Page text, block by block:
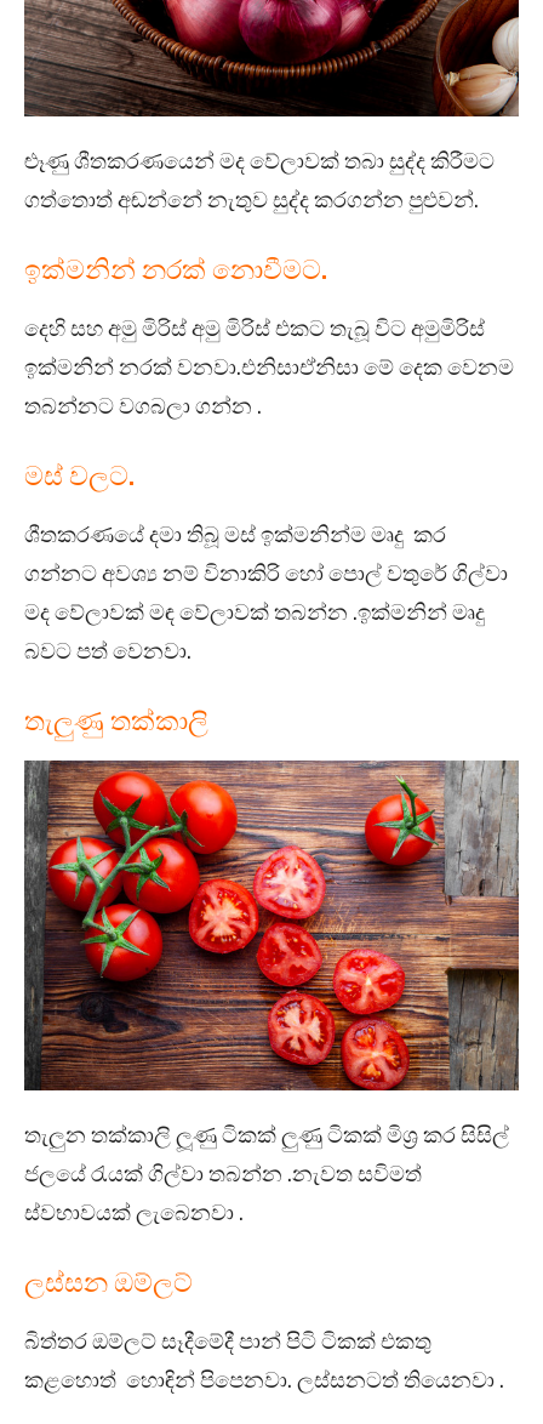
ළූණු ශීතකරණයෙන් මද වේලාවක් තබා සුද්ද කිරීමට
ගත්තොත් අඬන්නේ නැතුව සුද්ද කරගන්න පුළුවන්.
ඉක්මනින් නරක් නොවීමට.
දෙහි සහ අමු මිරිස් අමු මිරිස් එකට තැබූ විට අමුමිරිස්
ඉක්මනින් නරක් වනවා.එනිසාඒනිසා මේ දෙක වෙනම
තබන්නට වගබලා ගන්න .
මස් වලට.
ශීතකරණයේ දමා තිබූ මස් ඉක්මනින්ම මෘදු කර
ගන්නට අවශ්‍ය නම් විනාකිරි හෝ පොල් වතුරේ ගිල්වා
මද වේලාවක් මඳ වේලාවක් තබන්න .ඉක්මනින් මෘදු
බවට පත් වෙනවා.
තැලුණු තක්කාලි
තැලුන තක්කාලි ලූණු ටිකක් ලුණු ටිකක් මිශ්‍ර කර සිසිල්
ජලයේ රැයක් ගිල්වා තබන්න .නැවත සවිමත්
ස්වභාවයක් ලැබෙනවා .
ලස්සන ඔම්ලට්
බිත්තර ඔම්ලට් සෑදීමේදී පාන් පිටි ටිකක් එකතු
කළහොත් හොඳින් පිපෙනවා. ලස්සනටත් තියෙනවා .